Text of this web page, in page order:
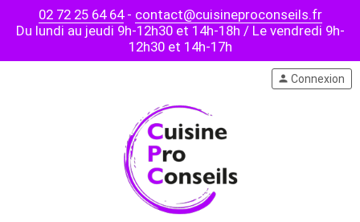
02 72 25 64 64- contact@cuisineproconseils.fr
Du lundi au jeudi 9h-12h30 et 14h-18h / Le vendredi 9h-
12h30 et 14h-17h
person Connexion